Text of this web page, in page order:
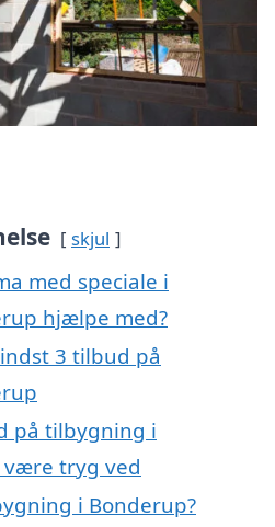
skjul
med speciale i
hjælpe med?
3 tilbud på
på tilbygning i
være tryg ved
i Bonderup?